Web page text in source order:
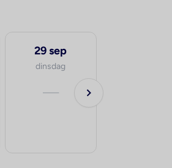
29 sep
dinsdag
—